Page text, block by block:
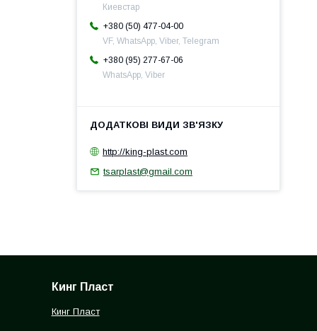
Киевстар
+380 (50) 477-04-00
VF, WhatsApp, Viber, Telegram
+380 (95) 277-67-06
WhatsApp, Viber
http://king-plast.com
tsarplast@gmail.com
Кинг Пласт
Кинг Пласт